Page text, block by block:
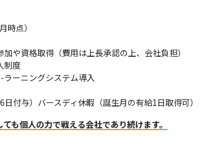
時点）
や資格取得（費用は上長承認の上、会社負担）
制度
ラーニングシステム導入
付与）バースディ休暇（誕生月の有給1日取得可）
も個人の力で戦える会社であり続けます。